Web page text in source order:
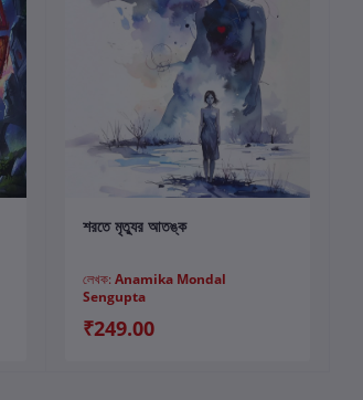
কার্টে যোগ করুন
শরতে মৃত্যুর আতঙ্ক
লেখক:Anamika Mondal
Sengupta
₹249.00